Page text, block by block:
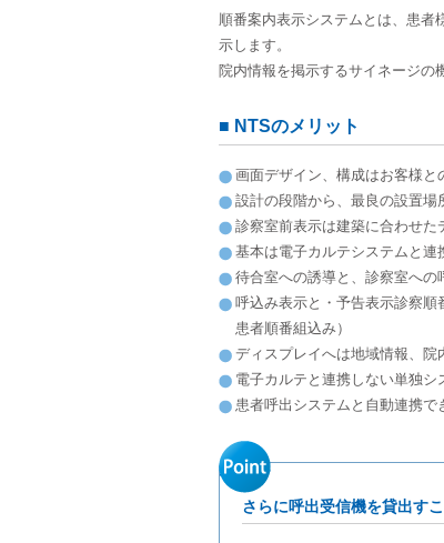
順番案内表示システムとは、患者
示します。
院内情報を掲示するサイネージの
■ NTSのメリット
画面デザイン、構成はお客様と
設計の段階から、最良の設置場
診察室前表示は建築に合わせた
基本は電子カルテシステムと連
待合室への誘導と、診察室への
呼込み表示と・予告表示診察
患者順番組込み）
ディスプレイへは地域情報、院
電子カルテと連携しない単独シ
患者呼出システムと自動連携で
さらに呼出受信機を貸出す